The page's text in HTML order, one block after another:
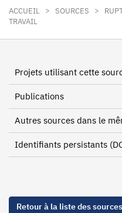
ACCUEIL > SOURCES >
TRAVAIL
Projets utilisant cette
Publications
Autres sources dans le
Identifiants persistants
Retour à la liste des sources